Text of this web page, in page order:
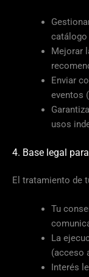
catálogo
Mejorar
Enviar
eventos
usos
4. Base legal
El tratamiento de
Tu
La
(acceso
Interés